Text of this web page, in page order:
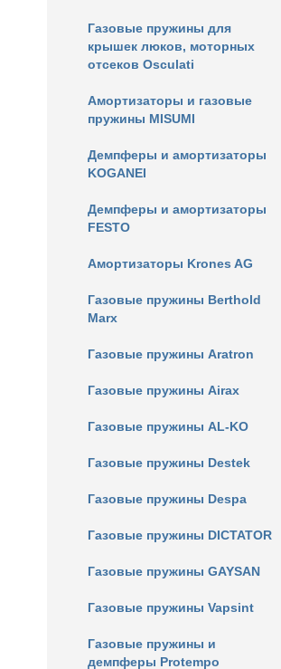
Газовые пружины для
крышек люков, моторных
отсеков Osculati
Амортизаторы и газовые
пружины MISUMI
Демпферы и амортизаторы
KOGANEI
Демпферы и амортизаторы
FESTO
Амортизаторы Krones AG
Газовые пружины Berthold
Marx
Газовые пружины Aratron
Газовые пружины Airax
Газовые пружины AL-KO
Газовые пружины Destek
Газовые пружины Despa
Газовые пружины DICTATOR
Газовые пружины GAYSAN
Газовые пружины Vapsint
Газовые пружины и
демпферы Protempo